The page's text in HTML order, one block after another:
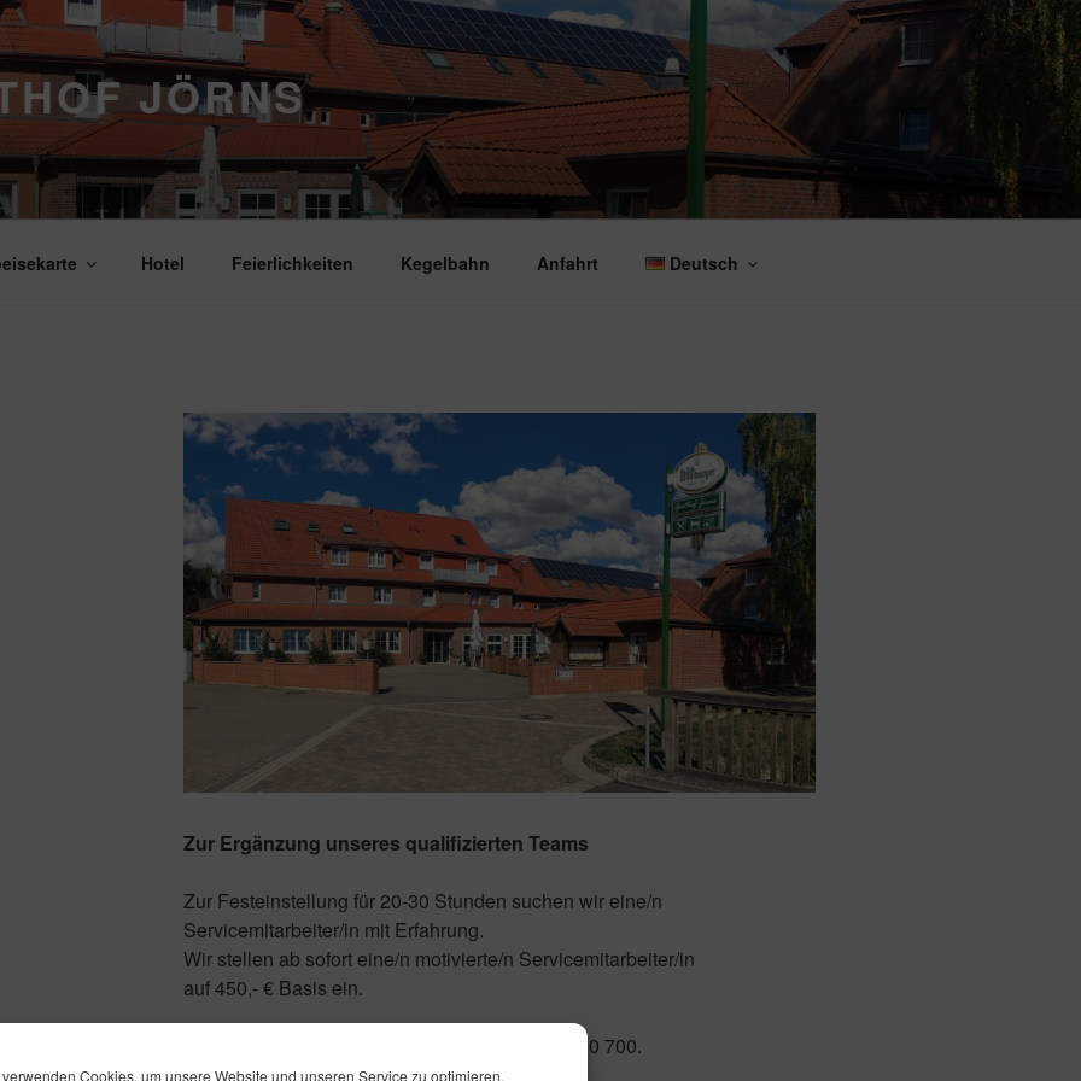
Cookies, um unsere Website und unseren Service zu optimieren.
JÖRNS
Hotel Feierlichkeiten Kegelbahn Anfahrt Deutsch
Zur Ergänzung unseres qualifizierten Teams
Zur Festeinstellung für 20-30 Stunden suchen wir eine/n
Servicemitarbeiter/in mit Erfahrung.
Wir stellen ab sofort eine/n motivierte/n Servicemitarbeiter/in
auf 450,- € Basis ein.
Bitte rufen Sie uns gerne an Telefon 0 51 21 – 20 700.